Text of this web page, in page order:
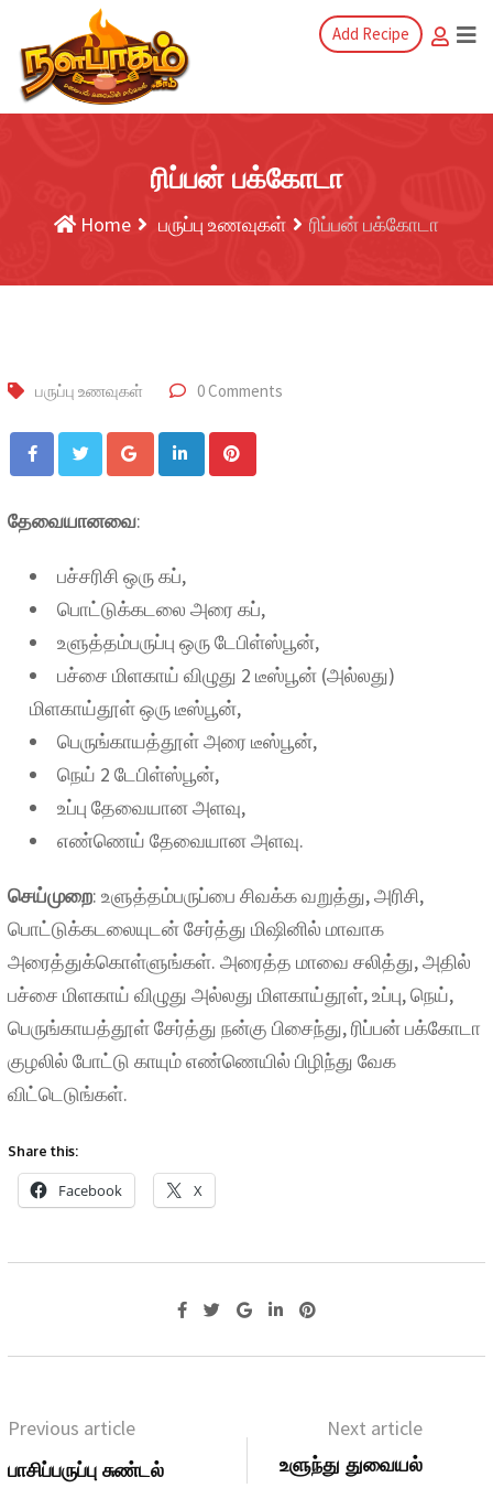
Add Recipe
ரிப்பன் பக்கோடா
Home பருப்பு உணவுகள் ரிப்பன் பக்கோடா
பருப்பு உணவுகள் 0 Comments
தேவையானவை:
பச்சரிசி ஒரு கப்,
பொட்டுக்கடலை அரை கப்,
உளுத்தம்பருப்பு ஒரு டேபிள்ஸ்பூன்,
பச்சை மிளகாய் விழுது 2 டீஸ்பூன் (அல்லது)
மிளகாய்தூள் ஒரு டீஸ்பூன்,
பெருங்காயத்தூள் அரை டீஸ்பூன்,
நெய் 2 டேபிள்ஸ்பூன்,
உப்பு தேவையான அளவு,
எண்ணெய் தேவையான அளவு.
செய்முறை: உளுத்தம்பருப்பை சிவக்க வறுத்து, அரிசி,
பொட்டுக்கடலையுடன் சேர்த்து மிஷினில் மாவாக
அரைத்துக்கொள்ளுங்கள். அரைத்த மாவை சலித்து, அதில்
பச்சை மிளகாய் விழுது அல்லது மிளகாய்தூள், உப்பு, நெய்,
பெருங்காயத்தூள் சேர்த்து நன்கு பிசைந்து, ரிப்பன் பக்கோடா
குழலில் போட்டு காயும் எண்ணெயில் பிழிந்து வேக
விட்டெடுங்கள்.
Share this:
Facebook X
Previous article
பாசிப்பருப்பு சுண்டல்
Next article
உளுந்து துவையல்